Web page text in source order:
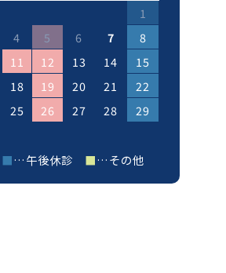
1
4 5 6 7
8
11 12 13 14
15
18 19 20 21
22
25 26 27 28
29
■…午後休診 ■…その他